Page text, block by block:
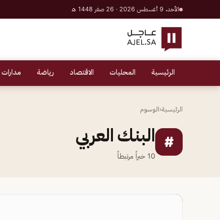
الأحد، 9 أغسطس 2026 · 26 صفر 1448 هـ
الرئيسية المحليات الاقتصاد رياضة
الرئيسية‹الوسوم
# البنك العربي
10 خبراً مرتبطاً